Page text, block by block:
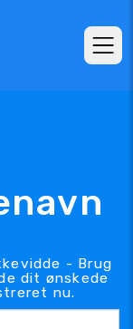
- Brug
dit ønskede
nu.